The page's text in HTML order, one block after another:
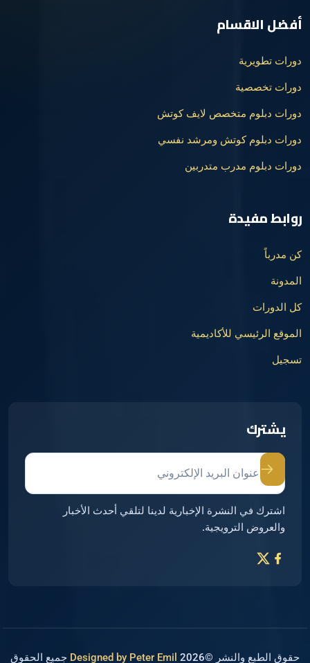
أفضل الاقسام
دورات تطويرية
دورات تخصصية
دورات دبلوم متخصص لايف كوتش
دورات دبلوم كوتش ومرشد نفسي
دورات دبلوم مدرب متدربين
روابط مفيدة
كن مدرباً
المدونة
كل الدورات
الموقع الرئيسي للأكاديمية
تسجيل
يشترك
اشترك في النشرة الإخبارية لدينا لتلقي أحدث الأخبار
والعروض الترويجية.
حقوق الطبع والنشر ©2026 Designed by Peter Emil جميع الحقوق